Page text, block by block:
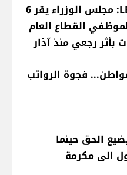
معلومات للـLBCI: مجلس الوزراء يقر 6
القطاع العام
بأثر رجعي منذ آذار
فجوة الرواتب
الحق حينما
الى مكرمة